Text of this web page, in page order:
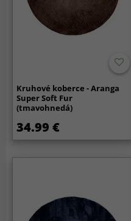
Kruhové koberce - Aranga
Super Soft Fur
(tmavohnedá)
34.99 €